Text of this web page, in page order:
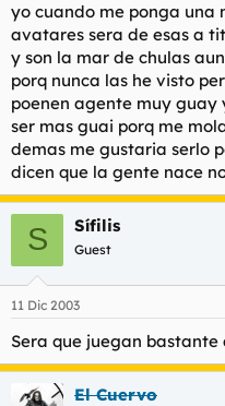
yo cuando me ponga una
avatares sera de esas a
y son la mar de chulas
porq nunca las he visto
poenen agente muy guay
ser mas guai porq me
demas me gustaria serlo
dicen que la gente nace
S Sífilis
Guest
11 Dic 2003
Sera que juegan bastante
El Cuervo